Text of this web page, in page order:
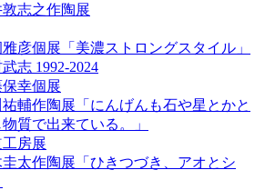
志之作陶展
彦個展「美濃ストロングスタイル」
志 1992-2024
保幸個展
祐輔作陶展「にんげんも石や星とかと
物質で出来ている。」
工房展
太作陶展「ひきつづき、アオとシ